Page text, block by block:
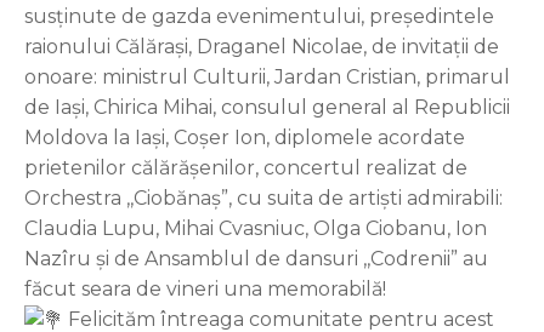
susținute de gazda evenimentului, președintele
raionului Călărași, Draganel Nicolae, de invitații de
onoare: ministrul Culturii, Jardan Cristian, primarul
de Iași, Chirica Mihai, consulul general al Republicii
Moldova la Iași, Coșer Ion, diplomele acordate
prietenilor călărășenilor, concertul realizat de
Orchestra ,,Ciobănaș”, cu suita de artiști admirabili:
Claudia Lupu, Mihai Cvasniuc, Olga Ciobanu, Ion
Nazîru și de Ansamblul de dansuri ,,Codrenii” au
făcut seara de vineri una memorabilă!
Felicităm întreaga comunitate pentru acest